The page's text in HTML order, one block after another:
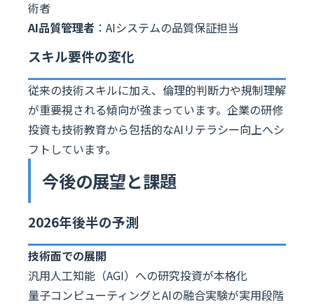
術者
AI品質管理者 ：AIシステムの品質保証担当
スキル要件の変化
従来の技術スキルに加え、倫理的判断力や規制理解
が重要視される傾向が強まっています。企業の研修
投資も技術教育から包括的なAIリテラシー向上へシ
フトしています。
今後の展望と課題
2026年後半の予測
技術面での展開
汎用人工知能（AGI）への研究投資が本格化
量子コンピューティングとAIの融合実験が実用段階